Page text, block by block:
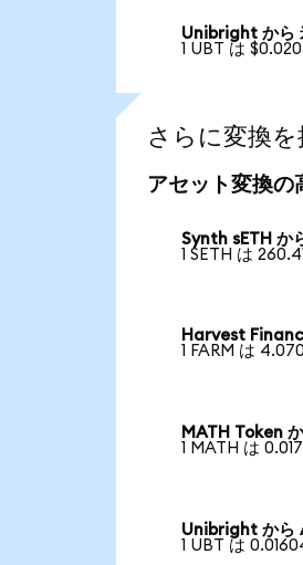
Unibright から
1 UBT は
さらに変換を
アセット変換の
Synth sETH
1 SETH は
Harvest
1 FARM は
MATH Token
1 MATH は
Unibright か
1 UBT は